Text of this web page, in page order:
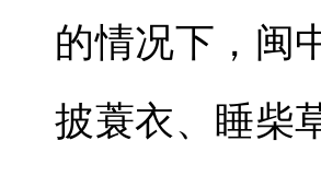
的情况下，闽
披蓑衣、睡柴